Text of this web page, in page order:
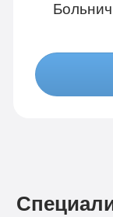
4-х местная